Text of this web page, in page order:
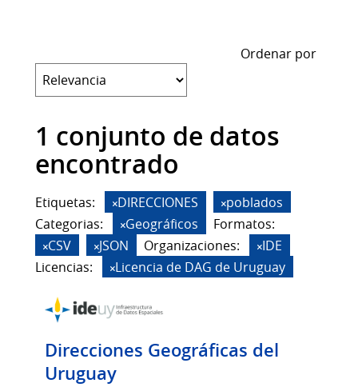
Ordenar por
1 conjunto de datos
encontrado
Etiquetas: DIRECCIONES
poblados
Categorias:
Geográficos
Formatos:
CSV
JSON Organizaciones:
IDE
Licencias:
Licencia de DAG de Uruguay
Direcciones Geográficas del
Uruguay